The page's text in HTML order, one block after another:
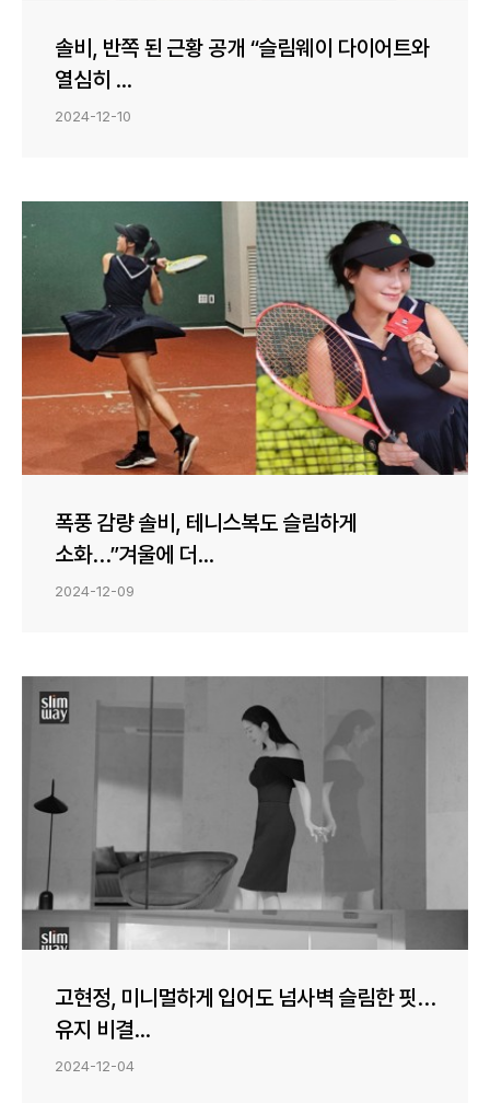
솔비, 반쪽 된 근황 공개 “슬림웨이 다이어트와
열심히 ...
2024-12-10
폭풍 감량 솔비, 테니스복도 슬림하게
소화…”겨울에 더...
2024-12-09
고현정, 미니멀하게 입어도 넘사벽 슬림한 핏…
유지 비결...
2024-12-04